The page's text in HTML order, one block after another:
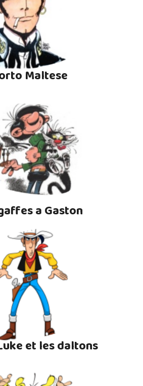
Maltese
a Gaston
et les daltons